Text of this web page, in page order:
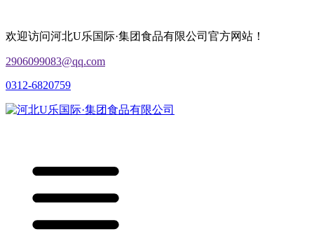
欢迎访问河北U乐国际·集团食品有限公司官方网站！
2906099083@qq.com
0312-6820759